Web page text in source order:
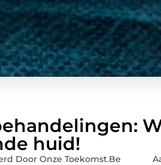
huid!
Door Onze Toekomst.Be